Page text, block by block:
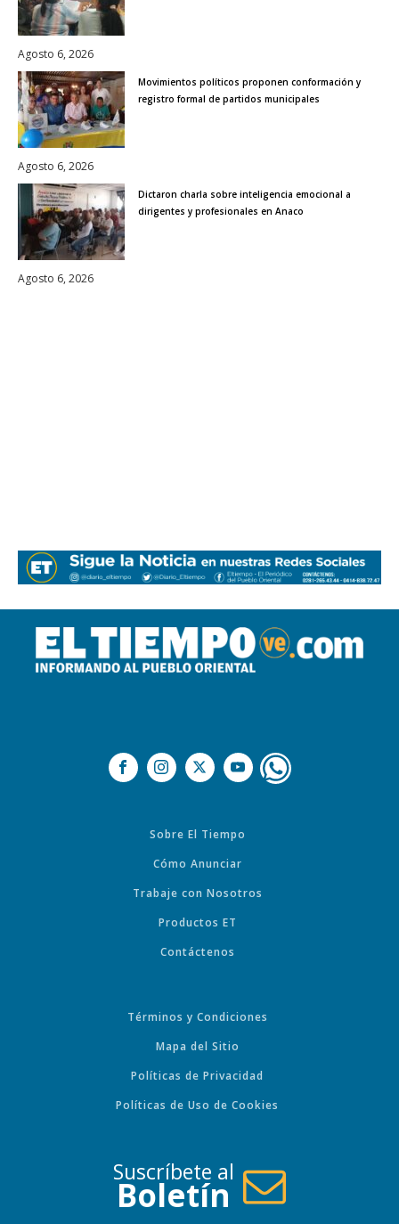
Agosto 6, 2026
Movimientos políticos proponen conformación y
registro formal de partidos municipales
Agosto 6, 2026
Dictaron charla sobre inteligencia emocional a
dirigentes y profesionales en Anaco
Agosto 6, 2026
Sobre El Tiempo
Cómo Anunciar
Trabaje con Nosotros
Productos ET
Contáctenos
Términos y Condiciones
Mapa del Sitio
Políticas de Privacidad
Políticas de Uso de Cookies
Suscríbete al
Boletín